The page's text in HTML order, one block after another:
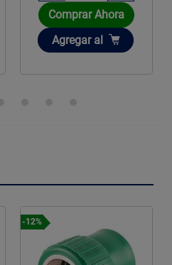
Comprar Ahora
Añadir
Agregar al
-12%